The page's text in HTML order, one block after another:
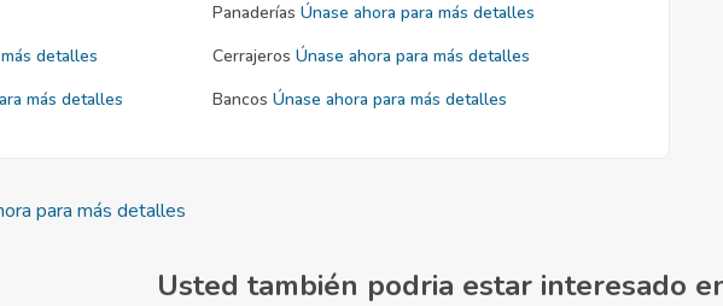
Panaderías Únase ahora para más detalles
detalles Cerrajeros Únase ahora para más detalles
más detalles Bancos Únase ahora para más detalles
para más detalles
Usted también podria estar interesado